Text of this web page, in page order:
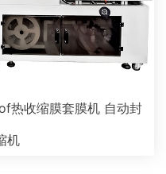
热收缩膜套膜机 自动封
机